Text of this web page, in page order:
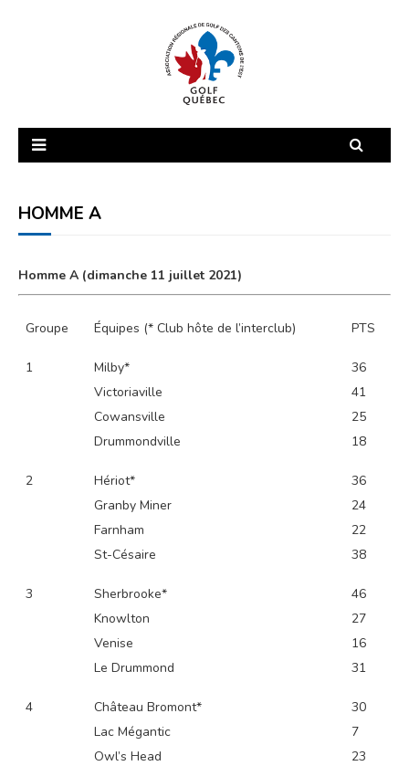
Interclub 2026
Dames Amateur
Homme B
Homme Sénior
Président ARGCE
Règlements 2023
Rapport d’activiés
Facebook Tournois
HOMME A
Homme A (dimanche 11 juillet 2021)
Groupe Équipes (* Club hôte de l’interclub) PTS
1
Milby*
Victoriaville
Cowansville
Drummondville
36
41
25
18
2
Hériot*
Granby Miner
Farnham
St-Césaire
36
24
22
38
3
Sherbrooke*
Knowlton
Venise
Le Drummond
46
27
16
31
4
Château Bromont*
Lac Mégantic
Owl’s Head
30
7
23